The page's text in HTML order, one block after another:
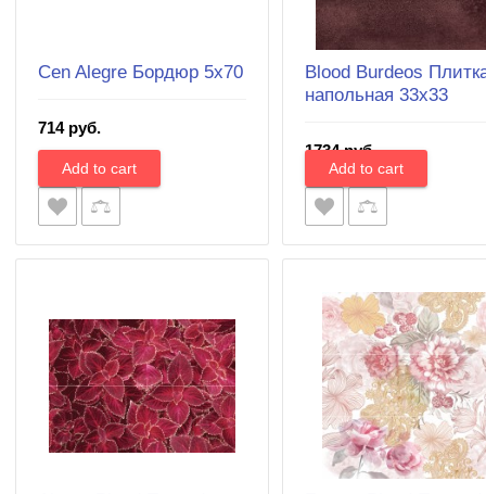
Cеn Alegre Бордюр 5х70
714 руб.
Blood Burdeos
напольная 33x33
1734 руб.